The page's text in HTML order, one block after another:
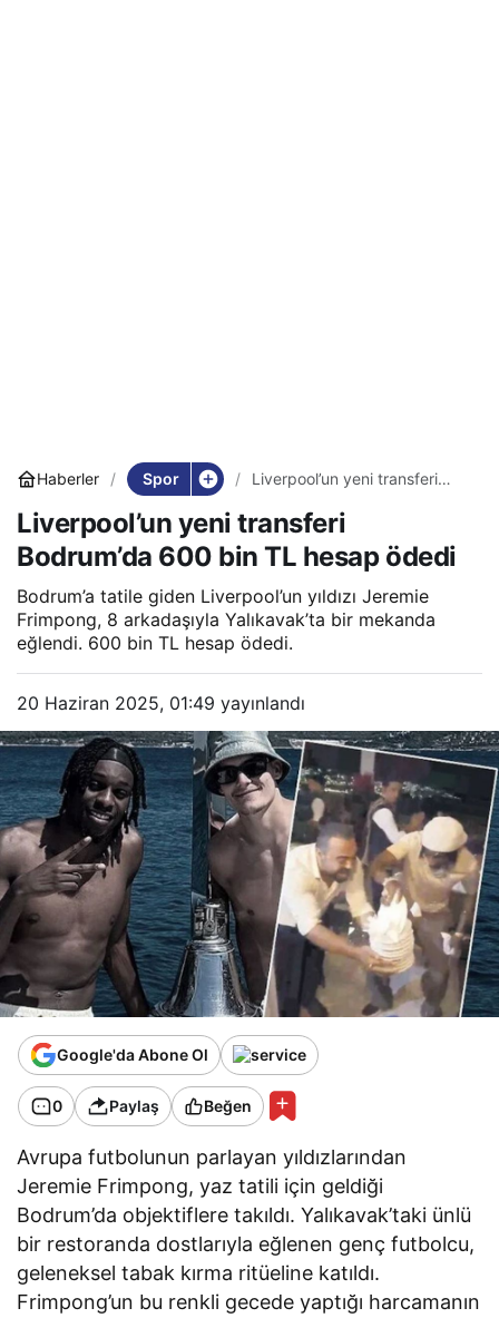
Haberler Spor
Liverpool’un yeni transferi
ödedi
Liverpool’un yeni transferi
Bodrum’da 600 bin TL hesap ödedi
Bodrum’a tatile giden Liverpool’un yıldızı Jeremie
Frimpong, 8 arkadaşıyla Yalıkavak’ta bir mekanda
eğlendi. 600 bin TL hesap ödedi.
20 Haziran 2025, 01:49 yayınlandı
Google'da Abone Ol
0 Paylaş Beğen
Avrupa futbolunun parlayan yıldızlarından
Jeremie Frimpong, yaz tatili için geldiği
Bodrum’da objektiflere takıldı. Yalıkavak’taki ünlü
bir restoranda dostlarıyla eğlenen genç futbolcu,
geleneksel tabak kırma ritüeline katıldı.
Frimpong’un bu renkli gecede yaptığı harcamanın